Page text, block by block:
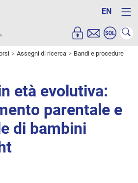
EN
Assegni di ricerca Bandi e procedure
età evolutiva:
parentale e
di bambini